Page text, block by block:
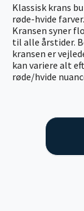
Klassisk krans
røde-hvide farver.
Kransen syner
til alle årstider.
kransen er
kan variere alt
røde/hvide